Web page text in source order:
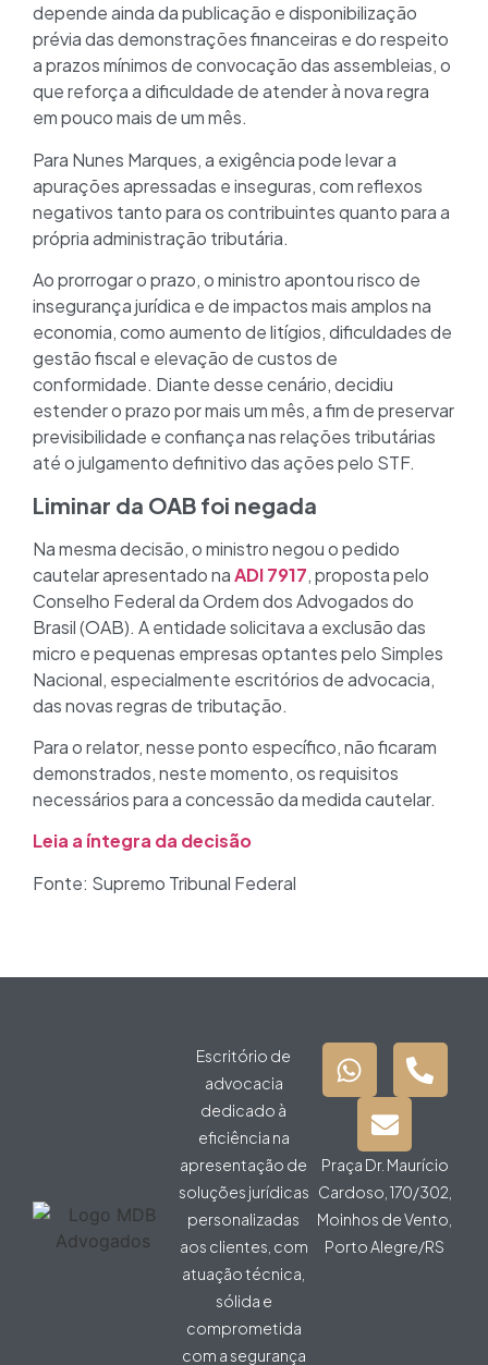
depende ainda da publicação e disponibilização
prévia das demonstrações financeiras e do respeito
a prazos mínimos de convocação das assembleias, o
que reforça a dificuldade de atender à nova regra
em pouco mais de um mês.
Para Nunes Marques, a exigência pode levar a
apurações apressadas e inseguras, com reflexos
negativos tanto para os contribuintes quanto para a
própria administração tributária.
Ao prorrogar o prazo, o ministro apontou risco de
insegurança jurídica e de impactos mais amplos na
economia, como aumento de litígios, dificuldades de
gestão fiscal e elevação de custos de
conformidade. Diante desse cenário, decidiu
estender o prazo por mais um mês, a fim de preservar
previsibilidade e confiança nas relações tributárias
até o julgamento definitivo das ações pelo STF.
Liminar da OAB foi negada
Na mesma decisão, o ministro negou o pedido
cautelar apresentado naADI 7917, proposta pelo
Conselho Federal da Ordem dos Advogados do
Brasil (OAB). A entidade solicitava a exclusão das
micro e pequenas empresas optantes pelo Simples
Nacional, especialmente escritórios de advocacia,
das novas regras de tributação.
Para o relator, nesse ponto específico, não ficaram
demonstrados, neste momento, os requisitos
necessários para a concessão da medida cautelar.
Leia a íntegra da decisão
Fonte: Supremo Tribunal Federal
Escritório de
advocacia
dedicado à
eficiência na
apresentação de
soluções jurídicas
personalizadas
aos clientes, com
atuação técnica,
sólida e
comprometida
com a segurança
Praça Dr. Maurício
Cardoso, 170/302,
Moinhos de Vento,
Porto Alegre/RS